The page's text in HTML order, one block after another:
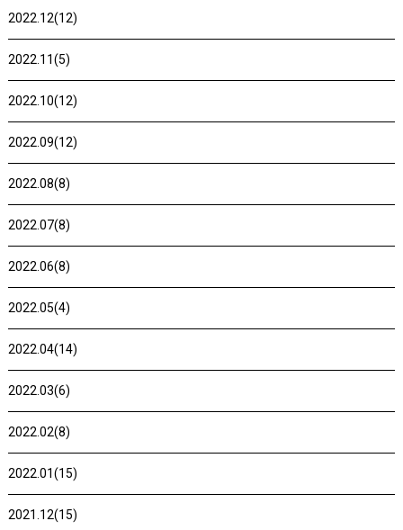
2022.12(12)
2022.11(5)
2022.10(12)
2022.09(12)
2022.08(8)
2022.07(8)
2022.06(8)
2022.05(4)
2022.04(14)
2022.03(6)
2022.02(8)
2022.01(15)
2021.12(15)